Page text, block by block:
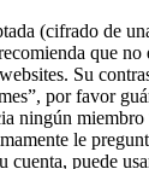
(cifrado de
que no
Su
por favor
ningún
le
cuenta, puede